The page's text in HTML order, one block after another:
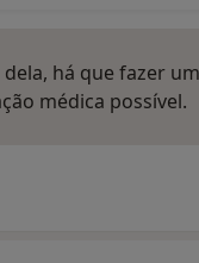
há que fazer
médica possível.